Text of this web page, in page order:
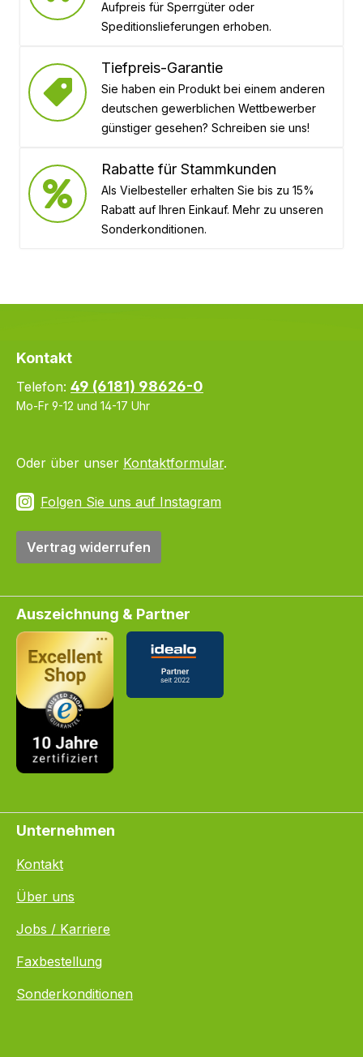
Aufpreis für Sperrgüter oder
Speditionslieferungen erhoben.
Tiefpreis-Garantie
Sie haben ein Produkt bei einem anderen
deutschen gewerblichen Wettbewerber
günstiger gesehen? Schreiben sie uns!
Rabatte für Stammkunden
Als Vielbesteller erhalten Sie bis zu 15%
Rabatt auf Ihren Einkauf. Mehr zu unseren
Sonderkonditionen.
Kontakt
Telefon: 49 (6181) 98626-0
Mo-Fr 9-12 und 14-17 Uhr
Oder über unser Kontaktformular.
Folgen Sie uns auf Instagram
Vertrag widerrufen
Auszeichnung & Partner
Unternehmen
Kontakt
Über uns
Jobs / Karriere
Faxbestellung
Sonderkonditionen